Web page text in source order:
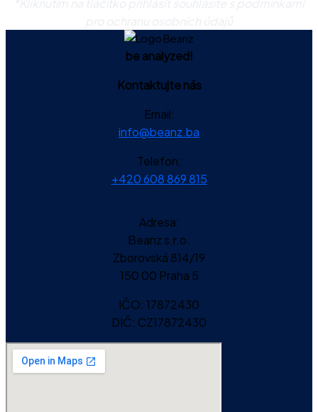
be analyzed!
Kontaktujte nás
Email:
info@beanz.ba
Telefon:
+420 608 869 815
Adresa:
Beanz s.r.o.
Zborovská 814/19
150 00 Praha 5
IČO: 17872430
DIČ: CZ17872430